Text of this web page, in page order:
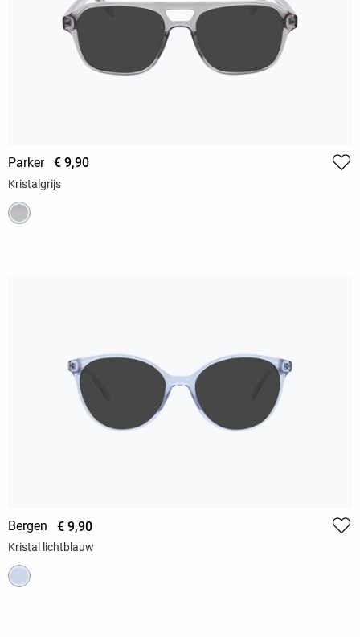
Parker € 9,90
Kristalgrijs
Bergen € 9,90
Kristal lichtblauw